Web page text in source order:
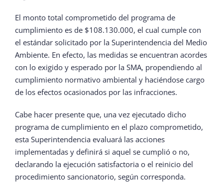
El monto total comprometido del programa de
cumplimiento es de $108.130.000, el cual cumple con
el estándar solicitado por la Superintendencia del Medio
Ambiente. En efecto, las medidas se encuentran acordes
con lo exigido y esperado por la SMA, propendiendo al
cumplimiento normativo ambiental y haciéndose cargo
de los efectos ocasionados por las infracciones.
Cabe hacer presente que, una vez ejecutado dicho
programa de cumplimiento en el plazo comprometido,
esta Superintendencia evaluará las acciones
implementadas y definirá si aquel se cumplió o no,
declarando la ejecución satisfactoria o el reinicio del
procedimiento sancionatorio, según corresponda.